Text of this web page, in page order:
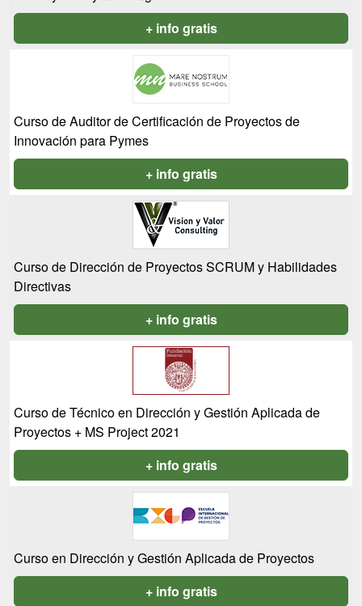
+ info gratis
Curso de Auditor de Certificación de Proyectos de
Innovación para Pymes
+ info gratis
Curso de Dirección de Proyectos SCRUM y Habilidades
Directivas
+ info gratis
Curso de Técnico en Dirección y Gestión Aplicada de
Proyectos + MS Project 2021
+ info gratis
Curso en Dirección y Gestión Aplicada de Proyectos
+ info gratis